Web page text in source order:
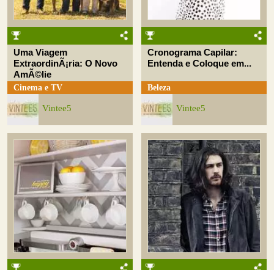
Uma Viagem
ExtraordinÃ¡ria: O Novo
AmÃ©lie
Cinema e TV
Vintee5
Cronograma Capilar:
Entenda e Coloque em...
Beleza
Vintee5